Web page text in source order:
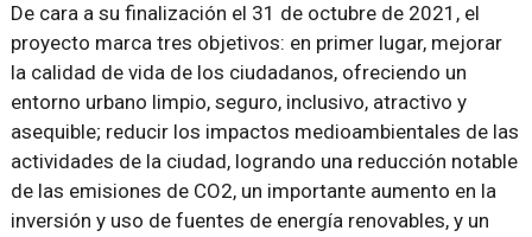
De cara a su finalización el 31 de octubre de 2021, el
proyecto marca tres objetivos: en primer lugar, mejorar
la calidad de vida de los ciudadanos, ofreciendo un
entorno urbano limpio, seguro, inclusivo, atractivo y
asequible; reducir los impactos medioambientales de las
actividades de la ciudad, logrando una reducción notable
de las emisiones de CO2, un importante aumento en la
inversión y uso de fuentes de energía renovables, y un